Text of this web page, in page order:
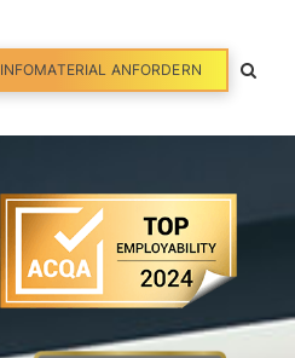
INFOMATERIAL ANFORDERN